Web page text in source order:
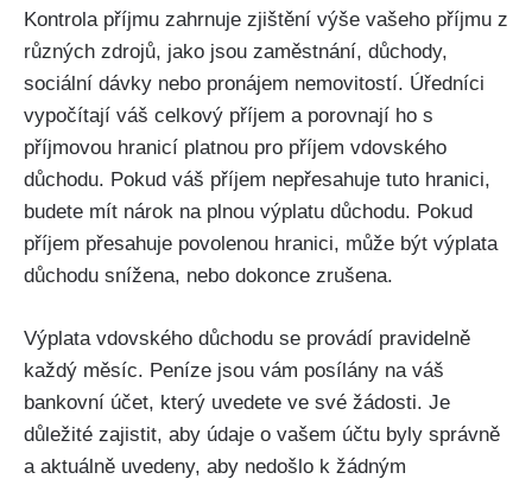
Kontrola příjmu zahrnuje zjištění výše vašeho příjmu z
různých zdrojů, jako jsou zaměstnání, důchody,
sociální dávky nebo pronájem nemovitostí. Úředníci
vypočítají váš celkový příjem a porovnají ho s
příjmovou hranicí platnou pro příjem vdovského
důchodu. Pokud váš příjem nepřesahuje tuto hranici,
budete mít nárok na plnou výplatu důchodu. Pokud
příjem přesahuje povolenou hranici, může být výplata
důchodu snížena, nebo dokonce zrušena.
Výplata vdovského důchodu se provádí pravidelně
každý měsíc. Peníze jsou vám posílány na váš
bankovní účet, který uvedete ve své žádosti. Je
důležité zajistit, aby údaje o vašem účtu byly správně
a aktuálně uvedeny, aby nedošlo k žádným